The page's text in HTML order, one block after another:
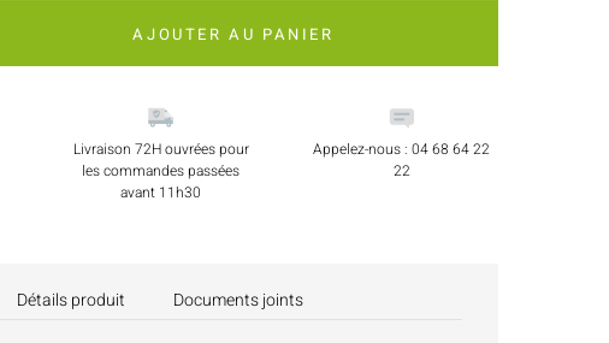
AJOUTER AU PANIER
Livraison 72H ouvrées pour
les commandes passées
avant 11h30
Appelez-nous : 04 68 64 22
22
Détails produit Documents joints